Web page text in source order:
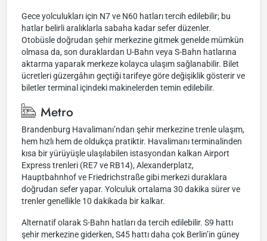
Gece yolculukları için N7 ve N60 hatları tercih edilebilir; bu
hatlar belirli aralıklarla sabaha kadar sefer düzenler.
Otobüsle doğrudan şehir merkezine gitmek genelde mümkün
olmasa da, son duraklardan U-Bahn veya S-Bahn hatlarına
aktarma yaparak merkeze kolayca ulaşım sağlanabilir. Bilet
ücretleri güzergâhın geçtiği tarifeye göre değişiklik gösterir ve
biletler terminal içindeki makinelerden temin edilebilir.
Metro
Brandenburg Havalimanı’ndan şehir merkezine trenle ulaşım,
hem hızlı hem de oldukça pratiktir. Havalimanı terminalinden
kısa bir yürüyüşle ulaşılabilen istasyondan kalkan Airport
Express trenleri (RE7 ve RB14), Alexanderplatz,
Hauptbahnhof ve Friedrichstraße gibi merkezi duraklara
doğrudan sefer yapar. Yolculuk ortalama 30 dakika sürer ve
trenler genellikle 10 dakikada bir kalkar.
Alternatif olarak S-Bahn hatları da tercih edilebilir. S9 hattı
şehir merkezine giderken, S45 hattı daha çok Berlin’in güney